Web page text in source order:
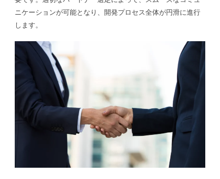
ニケーションが可能となり、開発プロセス全体が円滑に進行
します。